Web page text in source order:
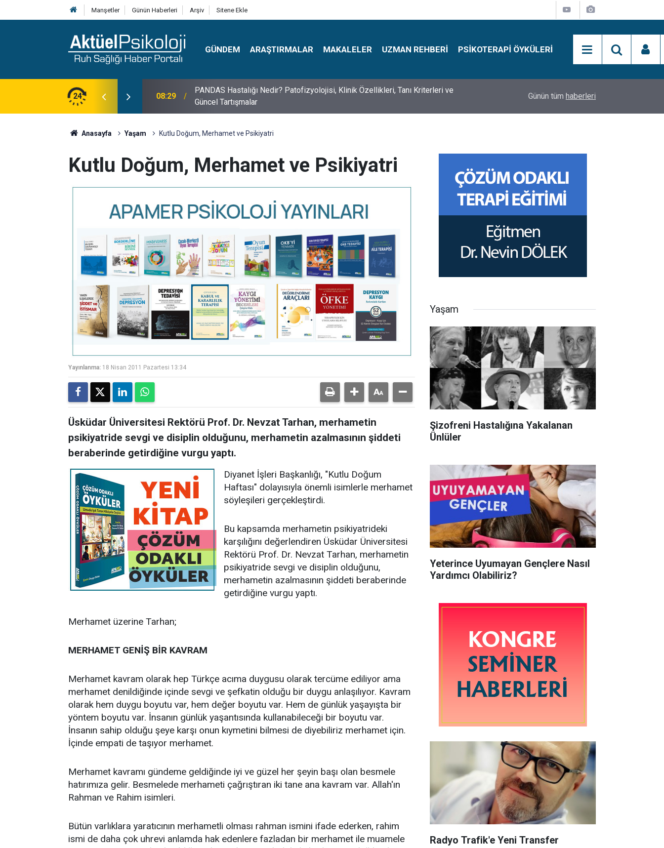
Manşetler Günün Haberleri Arşiv Sitene Ekle
GÜNDEM ARAŞTIRMALAR MAKALELER UZMAN REHBERI PSIKOTERAPI ÖYKÜLERI
24
Klinik Özellikleri, Tanı Kriterleri ve
10:30 10 Mayıs Psikologlar Günü Nasıl Ortaya Çıktı? 10 Mayıs Tarihinin Hikayesi Simon Says Dikkat Programı Nedir?
Günün tüm haberleri
Anasayfa Yaşam Kutlu Doğum, Merhamet ve Psikiyatri
Kutlu Doğum, Merhamet ve Psikiyatri
Yayınlanma: 18 Nisan 2011 Pazartesi 13:34
Üsküdar Üniversitesi Rektörü Prof. Dr. Nevzat Tarhan, merhametin
psikiyatride sevgi ve disiplin olduğunu, merhametin azalmasının şiddeti
beraberinde getirdiğine vurgu yaptı.
Diyanet İşleri Başkanlığı, "Kutlu Doğum
Haftası" dolayısıyla önemli isimlerle merhamet
söyleşileri gerçekleştirdi.
Bu kapsamda merhametin psikiyatrideki
karşılığını değerlendiren Üsküdar Üniversitesi
Rektörü Prof. Dr. Nevzat Tarhan, merhametin
psikiyatride sevgi ve disiplin olduğunu,
merhametin azalmasının şiddeti beraberinde
getirdiğine vurgu yaptı.
Merhamet üzerine Tarhan;
MERHAMET GENİŞ BİR KAVRAM
Merhamet kavram olarak hep Türkçe acıma duygusu olarak tercüme ediliyor ama
merhamet denildiğinde içinde sevgi ve şefkatin olduğu bir duygu anlaşılıyor. Kavram
olarak hem duygu boyutu var, hem değer boyutu var. Hem de günlük yaşayışta bir
yöntem boyutu var. İnsanın günlük yaşantısında kullanabileceği bir boyutu var.
İnsanın sahip olduğu şeye karşı onun kıymetini bilmesi de diyebiliriz merhamet için.
İçinde empati de taşıyor merhamet.
Merhamet kavramı gündeme geldiğinde iyi ve güzel her şeyin başı olan besmele
hatırımıza gelir. Besmelede merhameti çağrıştıran iki tane ana kavram var. Allah'ın
Rahman ve Rahim isimleri.
Bütün varlıklara yaratıcının merhametli olması rahman ismini ifade ederken, rahim
ismi de daha çok uhrevi anlamda hak edenlere fazladan bir merhamet ile muamele
Yaşam
Şizofreni Hastalığına Yakalanan
Ünlüler
Yeterince Uyumayan Gençlere Nasıl
Yardımcı Olabiliriz?
Radyo Trafik'e Yeni Transfer